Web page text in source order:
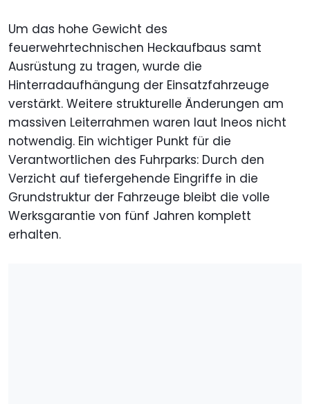
Um das hohe Gewicht des
feuerwehrtechnischen Heckaufbaus samt
Ausrüstung zu tragen, wurde die
Hinterradaufhängung der Einsatzfahrzeuge
verstärkt. Weitere strukturelle Änderungen am
massiven Leiterrahmen waren laut Ineos nicht
notwendig. Ein wichtiger Punkt für die
Verantwortlichen des Fuhrparks: Durch den
Verzicht auf tiefergehende Eingriffe in die
Grundstruktur der Fahrzeuge bleibt die volle
Werksgarantie von fünf Jahren komplett
erhalten.